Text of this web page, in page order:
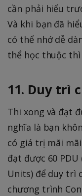
cần phải hiểu
Và khi bạn đã
có thể nhớ dễ
thể học thuộc thì
11. Duy trì
Thi xong và đạt
nghĩa là bạn
có giá trị mãi
đạt được 60
Units) để duy trì
chương trình